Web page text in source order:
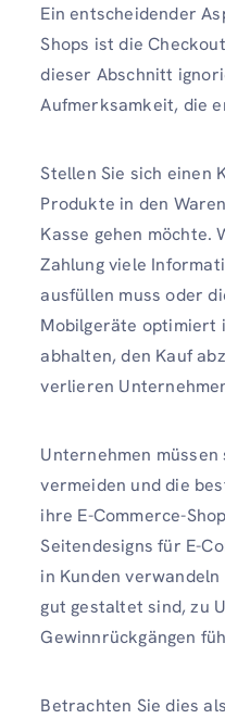
Ein entscheidender
Shops ist die
dieser Abschnitt
Aufmerksamkeit, die
Stellen Sie sich einen
Produkte in den
Kasse gehen möchte.
Zahlung viele
ausfüllen muss oder
Mobilgeräte optimiert
abhalten, den Kauf
verlieren
Unternehmen müssen
vermeiden und die
ihre E-Commerce-
Seitendesigns für E-
in Kunden
gut gestaltet sind, zu
Gewinnrückgängen
Betrachten Sie dies